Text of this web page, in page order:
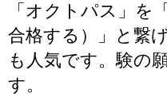
「オクトパス」を
合格する）」と繋
も人気です。験の
す。